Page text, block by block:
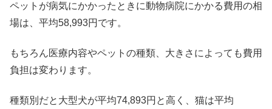
ペットが病気にかかったときに動物病院にかかる費用の相
場は、平均58,993円です。
もちろん医療内容やペットの種類、大きさによっても費用
負担は変わります。
種類別だと大型犬が平均74,893円と高く、猫は平均